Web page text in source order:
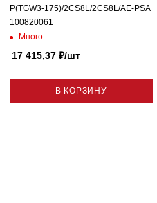
P(TGW3-175)/2CS8L/2CS8L/AE-PSA
100820061
Много
17 415,37 ₽/шт
В КОРЗИНУ